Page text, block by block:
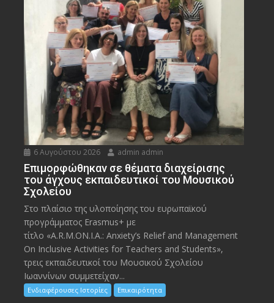
6 Αυγούστου 2026 admin admin
Eπιμορφώθηκαν σε θέματα διαχείρισης
του άγχους εκπαιδευτικοί του Μουσικού
Σχολείου
Στο πλαίσιο της υλοποίησης του ευρωπαϊκού
προγράμματος Erasmus+ με
τίτλο «A.R.M.ON.I.A.: Anxiety’s Relief and Management
On Inclusive Activities for Teachers and Students»,
τρεις εκπαιδευτικοί του Μουσικού Σχολείου
Ιωαννίνων συμμετείχαν...
Ενδιαφέρουσες Ιστορίες Επικαιρότητα